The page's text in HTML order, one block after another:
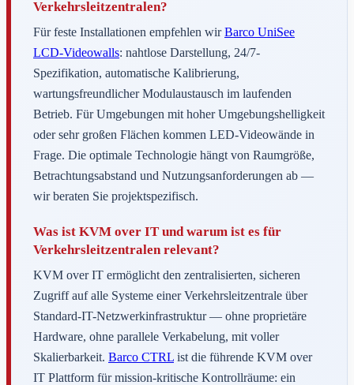
Verkehrsleitzentralen?
Für feste Installationen empfehlen wirBarco UniSee
LCD-Videowalls: nahtlose Darstellung, 24/7-
Spezifikation, automatische Kalibrierung,
wartungsfreundlicher Modulaustausch im laufenden
Betrieb. Für Umgebungen mit hoher Umgebungshelligkeit
oder sehr großen Flächen kommen LED-Videowände in
Frage. Die optimale Technologie hängt von Raumgröße,
Betrachtungsabstand und Nutzungsanforderungen ab —
wir beraten Sie projektspezifisch.
Was ist KVM over IT und warum ist es für
Verkehrsleitzentralen relevant?
KVM over IT ermöglicht den zentralisierten, sicheren
Zugriff auf alle Systeme einer Verkehrsleitzentrale über
Standard-IT-Netzwerkinfrastruktur — ohne proprietäre
Hardware, ohne parallele Verkabelung, mit voller
Skalierbarkeit. Barco CTRL ist die führende KVM over
IT Plattform für mission-kritische Kontrollräume: ein